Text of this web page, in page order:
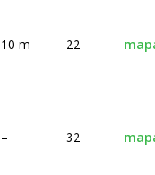
10 m 22
– 32